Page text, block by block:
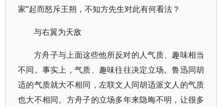
家”起而怒斥王朔，不知方先生对此有何看法？
与右翼为天敌
方舟子与上面这些他所反对的人气质、趣味相当
不同。事实上，气质、趣味往往决定立场。鲁迅同胡
适的气质就大不相同，左联文人同胡适派文人的气质
也大不相同。方舟子的立场多年来隐晦不明，让很多